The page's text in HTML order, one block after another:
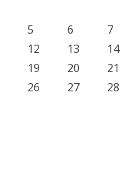
5 6 7
12 13 14
19 20 21
26 27 28